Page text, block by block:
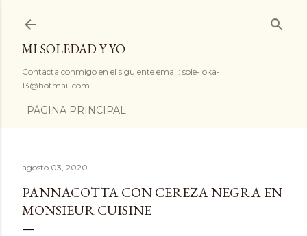
MI SOLEDAD Y YO
Contacta conmigo en el siguiente email: sole-loka-
13@hotmail.com
PÁGINA PRINCIPAL
agosto 03, 2020
PANNACOTTA CON CEREZA NEGRA EN
MONSIEUR CUISINE